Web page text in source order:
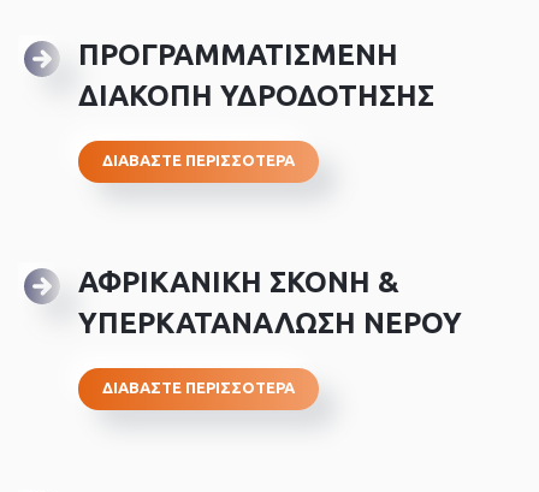
ΠΡΟΓΡΑΜΜΑΤΙΣΜΕΝΗ
ΔΙΑΚΟΠΗ ΥΔΡΟΔΟΤΗΣΗΣ
ΔΙΑΒΑΣΤΕ ΠΕΡΙΣΣΟΤΕΡΑ
ΑΦΡΙΚΑΝΙΚΗ ΣΚΟΝΗ &
ΥΠΕΡΚΑΤΑΝΑΛΩΣΗ ΝΕΡΟΥ
ΔΙΑΒΑΣΤΕ ΠΕΡΙΣΣΟΤΕΡΑ